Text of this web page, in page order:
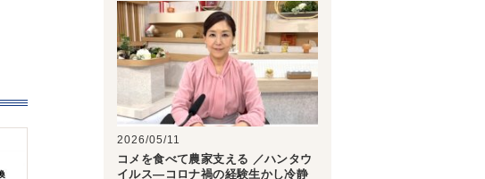
2026/05/11
コメを食べて農家支える ／ハンタウ
イルス―コロナ禍の経験生かし冷静